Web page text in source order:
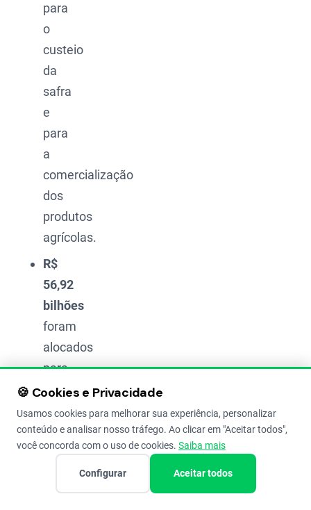
para
o
custeio
da
safra
e
para
a
comercialização
dos
produtos
agrícolas.
R$
56,92
bilhões
foram
alocados
para
investimentos
em
infraestrutura,
como
compra
🍪 Cookies e Privacidade
Usamos cookies para melhorar sua experiência, personalizar
conteúdo e analisar nosso tráfego. Ao clicar em "Aceitar todos",
você concorda com o uso de cookies. Saiba mais
Configurar Aceitar todos